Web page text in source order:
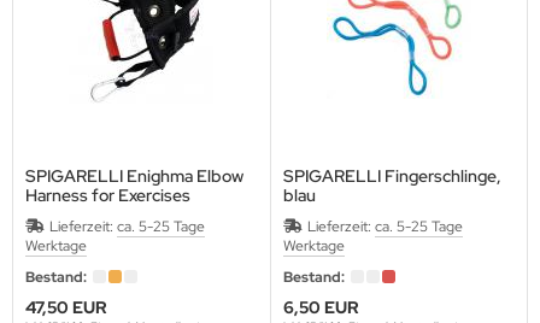
SPIGARELLI Enighma Elbow
Harness for Exercises
Lieferzeit: ca. 5-25 Tage
Werktage
Bestand:
47,50 EUR
SPIGARELLI Fingerschlinge,
blau
Lieferzeit: ca. 5-25 Tage
Werktage
Bestand:
6,50 EUR